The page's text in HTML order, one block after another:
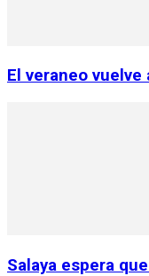
El veraneo
Salaya espera